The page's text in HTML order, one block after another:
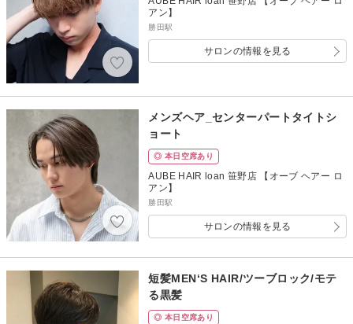
アン】
勝田駅
サロンの情報を見る
メンズヘア_センターパートタイトシ
ョート
◎ 本日空席あり
AUBE HAIR loan 笹野店 【オーブ ヘアー ロ
アン】
勝田駅
サロンの情報を見る
短髪MEN‘S HAIR/ツーブロック/モテ
る黒髪
◎ 本日空席あり